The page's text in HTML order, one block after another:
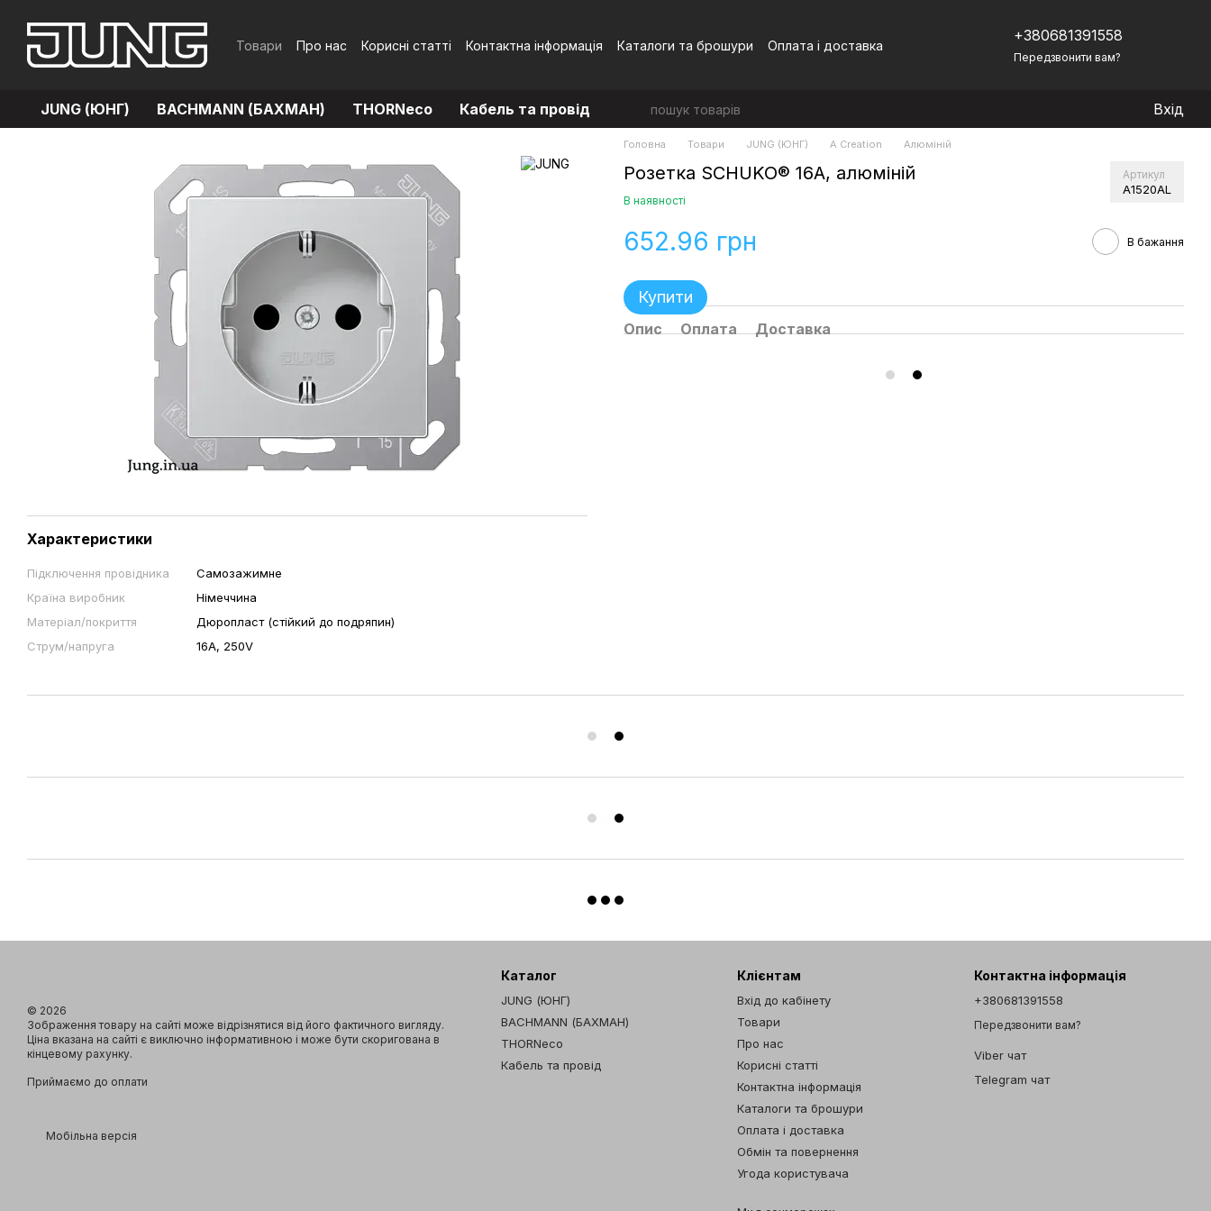
Товари Про нас Корисні статті Контактна інформація Каталоги та брошури
Оплата і доставка
+380681391558
Передзвонити вам?
JUNG (ЮНГ) BACHMANN (БАХМАН) THORNeco Кабель та провід Вхід
Характеристики
Підключення провідника
Самозажимне
Країна виробник
Німеччина
Матеріал/покриття
Дюропласт (стійкий до подряпин)
Струм/напруга
16А, 250V
Головна Товари JUNG (ЮНГ) A Creation Алюміній
Розетка SCHUKO® 16А, алюміній Артикул
A1520AL
В наявності
652.96 грн В бажання
Купити
Опис Оплата Доставка
© 2026
Зображення товару на сайті може відрізнятися від його фактичного вигляду.
Ціна вказана на сайті є виключно інформативною і може бути скоригована в
кінцевому рахунку.
Приймаємо до оплати
Мобільна версія
Каталог
JUNG (ЮНГ)
BACHMANN (БАХМАН)
THORNeco
Кабель та провід
Клієнтам
Вхід до кабінету
Товари
Про нас
Корисні статті
Контактна інформація
Каталоги та брошури
Оплата і доставка
Обмін та повернення
Угода користувача
Контактна інформація
+380681391558
Передзвонити вам?
Viber чат
Telegram чат